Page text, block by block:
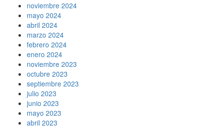
noviembre 2024
mayo 2024
abril 2024
marzo 2024
febrero 2024
enero 2024
noviembre 2023
octubre 2023
septiembre 2023
julio 2023
junio 2023
mayo 2023
abril 2023